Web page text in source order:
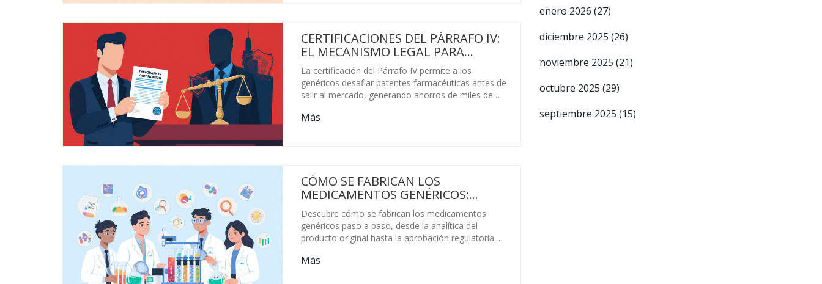
CERTIFICACIONES DEL PÁRRAFO IV:
EL MECANISMO LEGAL PARA
DESAFIAR PATENTES
FARMACÉUTICAS
La certificación del Párrafo IV permite a los
genéricos desafiar patentes farmacéuticas antes de
salir al mercado, generando ahorros de miles de
primer desafiante. Es una herramienta legal clave
Más
CÓMO SE FABRICAN LOS
MEDICAMENTOS GENÉRICOS:
PROCESO EXPLICADO PASO A PASO
Descubre cómo se fabrican los medicamentos
genéricos paso a paso, desde la analítica del
producto original hasta la aprobación regulatoria.
85% más baratos que los de marca.
Más
enero 2026 (27)
diciembre 2025 (26)
noviembre 2025 (21)
octubre 2025 (29)
septiembre 2025 (15)